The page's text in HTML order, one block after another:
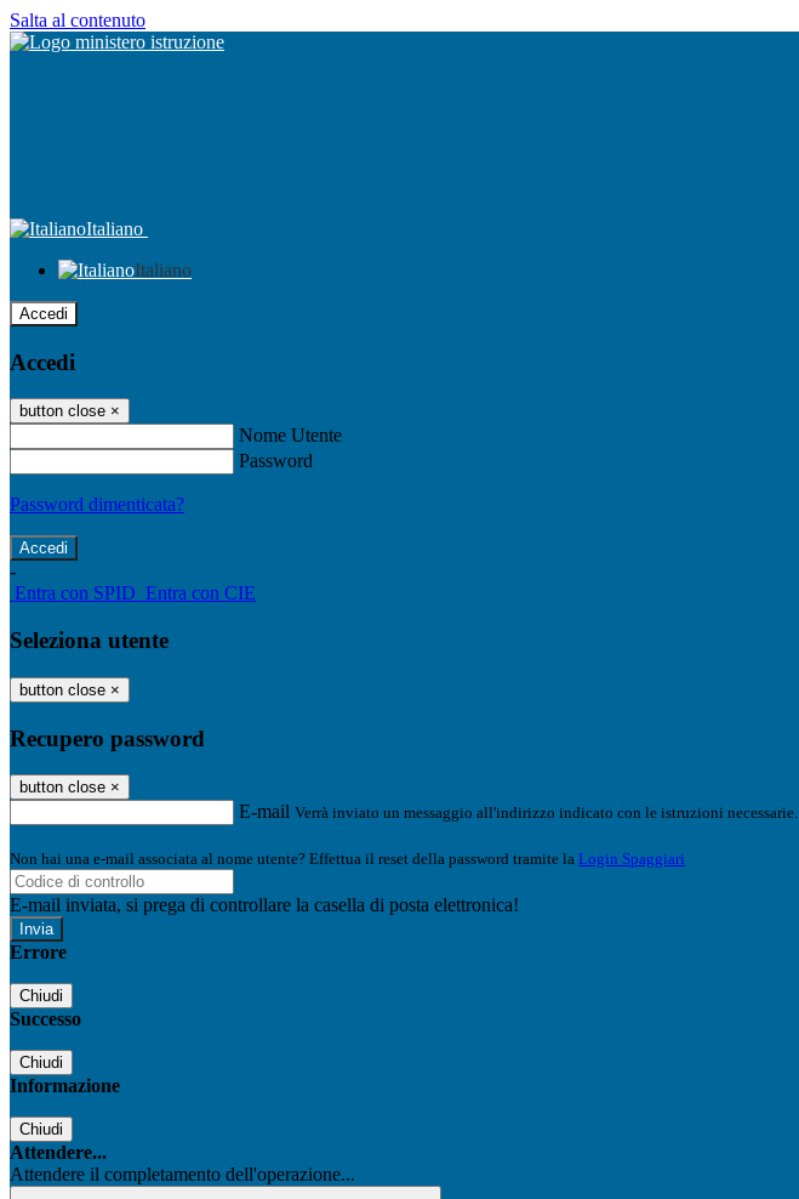
Salta al contenuto
Italiano
Italiano
Accedi
Accedi
button close ×
Nome Utente
Password
Password dimenticata?
-
Entra con SPID Entra con CIE
Seleziona utente
button close ×
Recupero password
button close ×
E-mail Verrà inviato un messaggio all'indirizzo indicato con le istruzioni necessarie.
Non hai una e-mail associata al nome utente? Effettua il reset della password tramite la Login Spaggiari
E-mail inviata, si prega di controllare la casella di posta elettronica!
Errore
Chiudi
Successo
Chiudi
Informazione
Chiudi
Attendere...
Attendere il completamento dell'operazione...